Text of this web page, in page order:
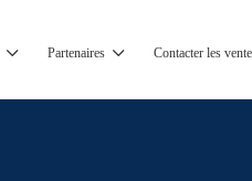
Partenaires Contacter les